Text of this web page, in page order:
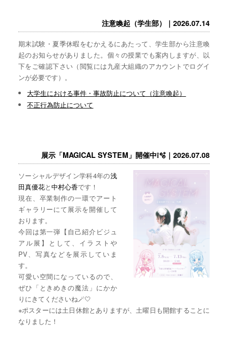
注意喚起（学生部）｜2026.07.14
期末試験・夏季休暇をむかえるにあたって、学生部から注意喚
起のお知らせがありました。個々の授業でも案内しますが、以
下をご確認下さい（閲覧には九産大組織のアカウントでログイ
ンが必要です）。
大学生における事件・事故防止について（注意喚起）
不正行為防止について
展示「MAGICAL SYSTEM」開催中❕🫧｜2026.07.08
ソーシャルデザイン学科4年の浅
田真優花と中村心香です！
現在、卒業制作の一環でアート
ギャラリーにて展示を開催して
おります。
今回は第一弾【自己紹介ビジュ
アル展】として、イラストや
PV、写真などを展示していま
す。
可愛い空間になっているので、
ぜひ「ときめきの魔法」にかか
りにきてくださいね🪄🤍
※ポスターには土日休館とありますが、土曜日も開館することに
なりました！